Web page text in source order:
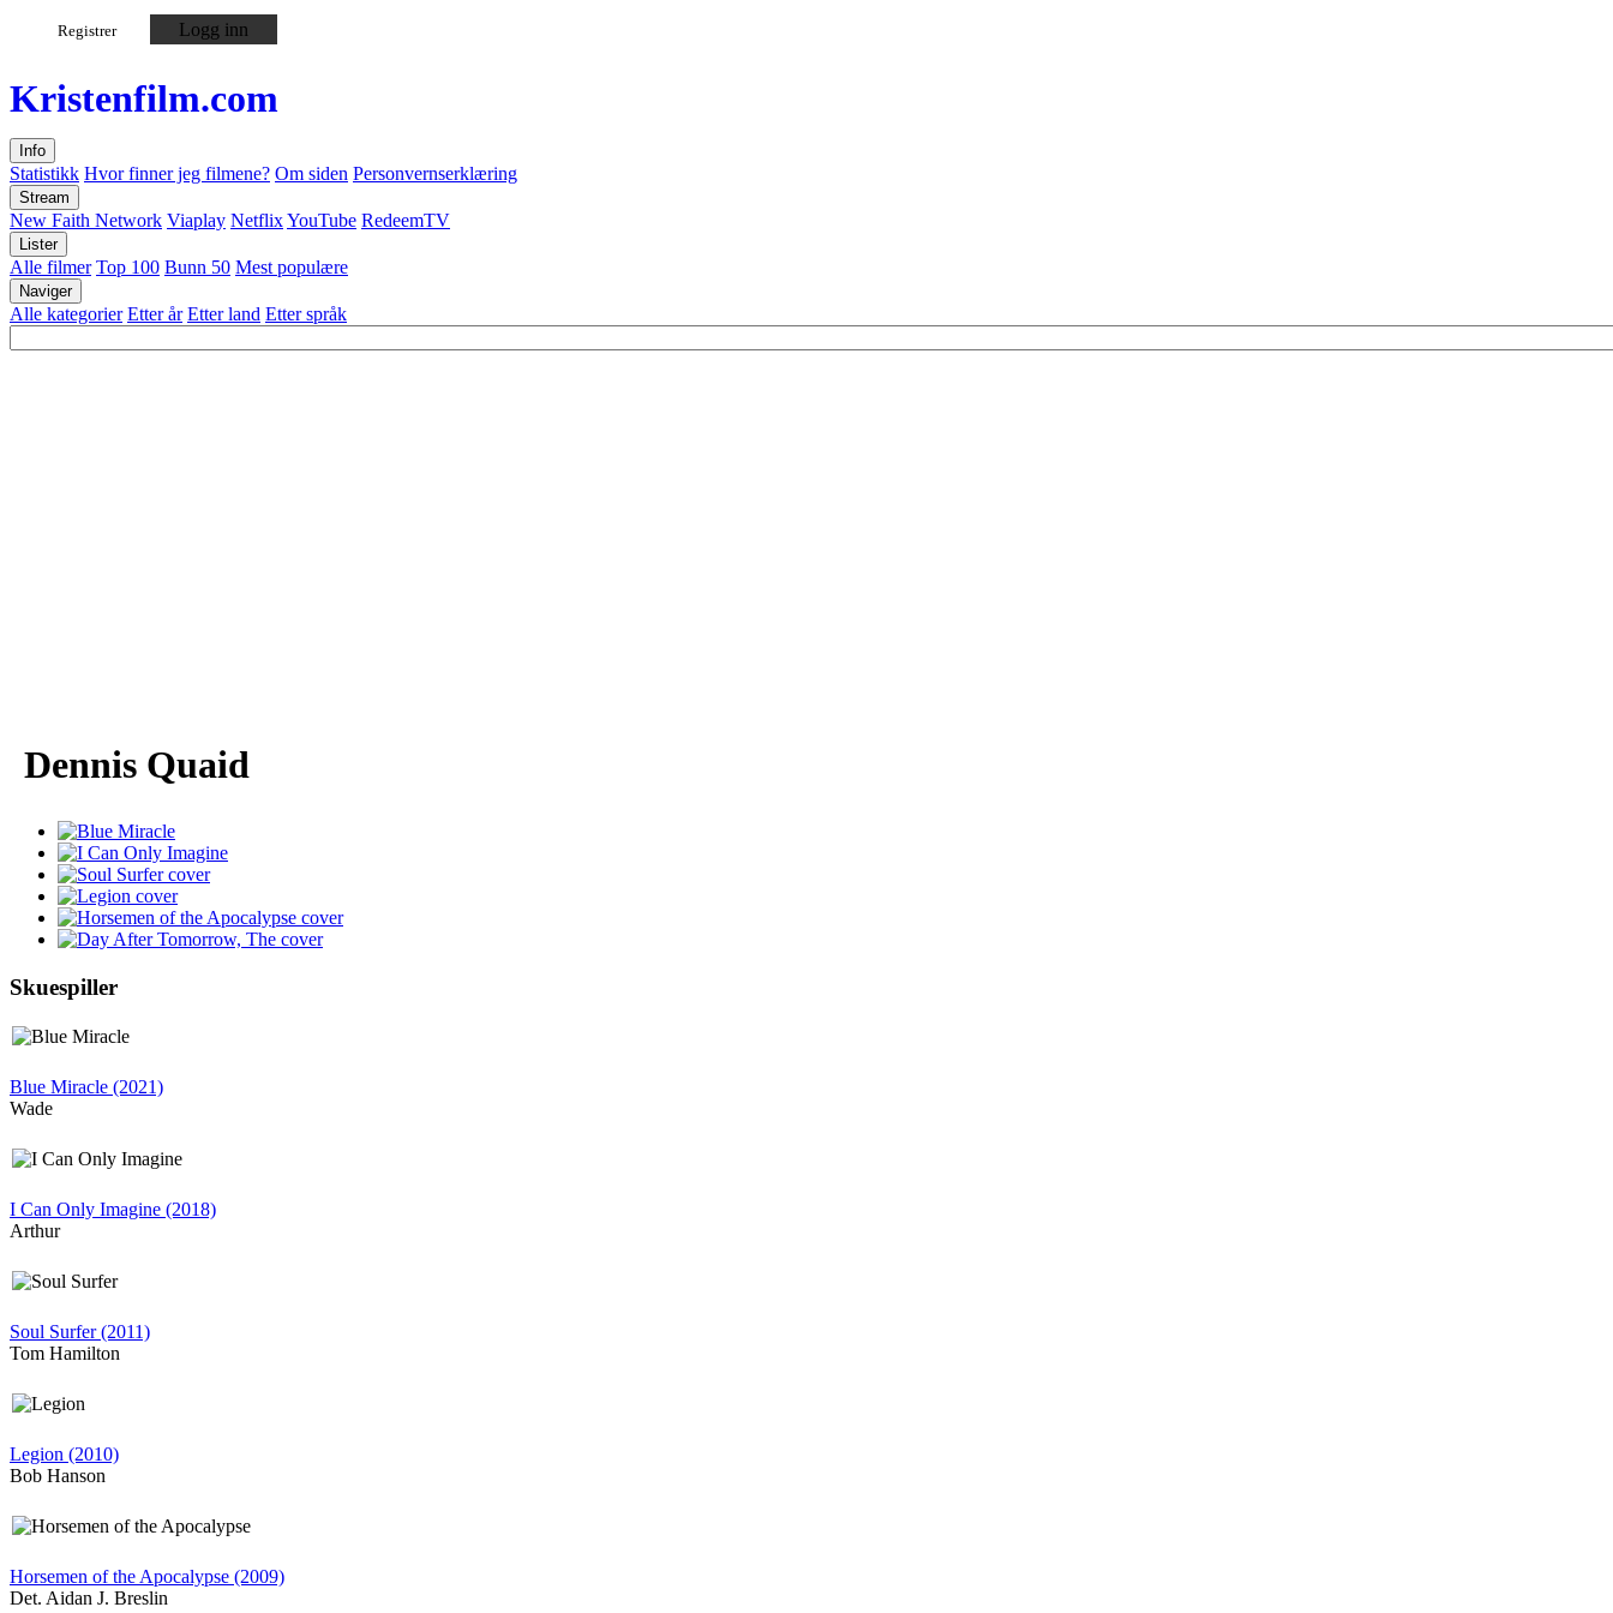
Registrer Logg inn
Kristenfilm.com
Info
Statistikk Hvor finner jeg filmene? Om siden Personvernserklæring
Stream
New Faith Network Viaplay NetflixYouTube RedeemTV
Lister
Alle filmer Top 100 Bunn 50 Mest populære
Naviger
Alle kategorier Etter år Etter land Etter språk
Dennis Quaid
Skuespiller
Blue Miracle (2021)
Wade
I Can Only Imagine (2018)
Arthur
Soul Surfer (2011)
Tom Hamilton
Legion (2010)
Bob Hanson
Horsemen of the Apocalypse (2009)
Det. Aidan J. Breslin